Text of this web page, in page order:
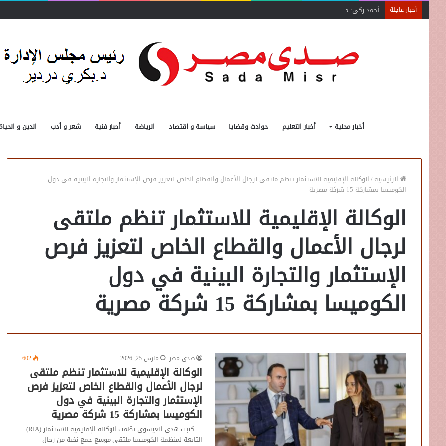
أخبار عاجلة أحمد زكي: مبادرة “مصر تنطلق بالتصدير”
أخبار محلية أخبار التعليم حوادث وقضايا سياسة و اقتصاد الرياضة أحبار فنية شعر و أدب الدين و الحياة
الرئيسية/الوكالة الإقليمية للاستثمار تنظم ملتقى لرجال الأعمال والقطاع الخاص لتعزيز فرص الإستثمار والتجارة البينية في دول
الكوميسا بمشاركة 15 شركة مصرية
الوكالة الإقليمية للاستثمار تنظم ملتقى
لرجال الأعمال والقطاع الخاص لتعزيز فرص
الإستثمار والتجارة البينية في دول
الكوميسا بمشاركة 15 شركة مصرية
صدى مصر مارس 25, 2026 602
الوكالة الإقليمية للاستثمار تنظم ملتقى
لرجال الأعمال والقطاع الخاص لتعزيز فرص
الإستثمار والتجارة البينية في دول
الكوميسا بمشاركة 15 شركة مصرية
كتبت هدى العيسوى نظّمت الوكالة الإقليمية للاستثمار (RIA)
التابعة لمنظمة الكوميسا ملتقى موسع جمع نخبة من رجال